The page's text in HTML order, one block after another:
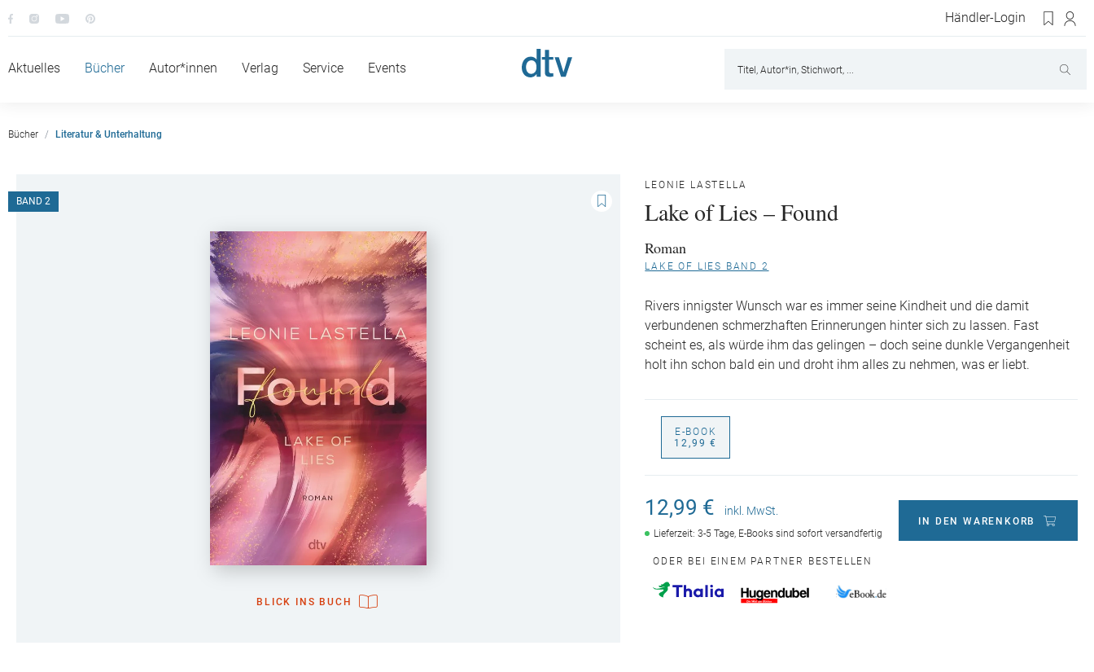
Händler-Login
Aktuelles Bücher Autor*innen Verlag Service Events
Bücher Literatur & Unterhaltung
BLICK INS BUCH
BAND 2
LEONIE LASTELLA
Lake of Lies – Found
Roman
LAKE OF LIES BAND 2
Rivers innigster Wunsch war es immer seine Kindheit und die damit
verbundenen schmerzhaften Erinnerungen hinter sich zu lassen. Fast
scheint es, als würde ihm das gelingen – doch seine dunkle Vergangenheit
holt ihn schon bald ein und droht ihm alles zu nehmen, was er liebt.
E-BOOK
12,99 €
12,99 € inkl. MwSt.
Lieferzeit: 3-5 Tage, E-Books sind sofort versandfertig
IN DEN WARENKORB
ODER BEI EINEM PARTNER BESTELLEN